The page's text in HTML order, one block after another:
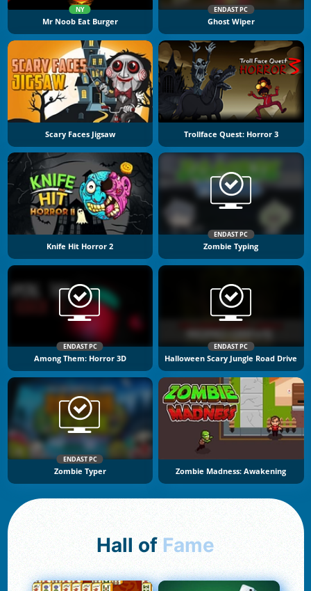
NY
Mr Noob Eat Burger
ENDAST PC
Ghost Wiper
Scary Faces Jigsaw Trollface Quest: Horror 3
Knife Hit Horror 2
ENDAST PC
Zombie Typing
ENDAST PC
Among Them: Horror 3D
ENDAST PC
Halloween Scary Jungle Road Drive
ENDAST PC
Zombie Typer Zombie Madness: Awakening
Hall of Fame